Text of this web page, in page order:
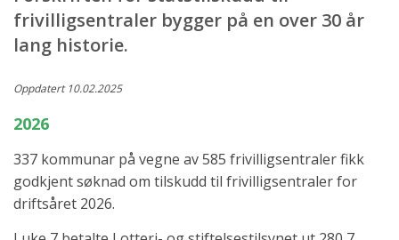
frivilligsentraler bygger på en over 30 år
lang historie.
Oppdatert 10.02.2025
2026
337 kommunar på vegne av 585 frivilligsentraler fikk
godkjent søknad om tilskudd til frivilligsentraler for
driftsåret 2026.